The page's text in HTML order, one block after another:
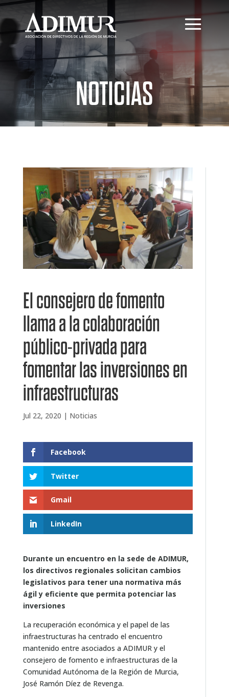
NOTICIAS
El consejero de fomento
llama a la colaboración
público-privada para
fomentar las inversiones en
infraestructuras
Jul 22, 2020 | Noticias
Facebook
Twitter
Gmail
LinkedIn
Durante un encuentro en la sede de ADIMUR,
los directivos regionales solicitan cambios
legislativos para tener una normativa más
ágil y eficiente que permita potenciar las
inversiones
La recuperación económica y el papel de las
infraestructuras ha centrado el encuentro
mantenido entre asociados a ADIMUR y el
consejero de fomento e infraestructuras de la
Comunidad Autónoma de la Región de Murcia,
José Ramón Díez de Revenga.